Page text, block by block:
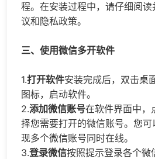
程。在安装过程中，请仔细阅
议和隐私政策。
三、使用微信多开软件
1.打开软件安装完成后，双击桌
图标，启动软件。
2.添加微信账号在软件界面中，
择您需要打开的微信账号。您
现多个微信账号同时在线。
3.登录微信按照提示登录各个微